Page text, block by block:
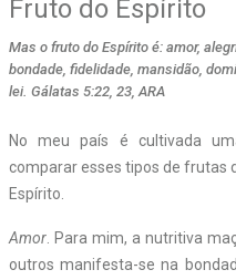
Fruto do Espírito
Mas o fruto do Espírito é: amor,
bondade, fidelidade, mansidão,
lei. Gálatas 5:22, 23, ARA
No meu país é cultivada
comparar esses tipos de frutas
Espírito.
Amor . Para mim, a nutritiva
outros manifesta-se na